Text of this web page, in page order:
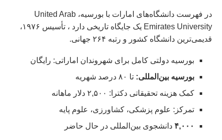
در فهرست دانشگاه‌های امارات با بورسیه، United Arab
Emirates University یک جایگاه تاریخی دارد ، تأسیس ۱۹۷۶،
قدیمی‌ترین دانشگاه کشور و رتبه ۲۶۴ جهانی.
بورسیه دولتی کامل برای شهروندان اماراتی: رایگان
بورسیه بین‌المللی: تا ۸۰ درصد شهریه
کمک هزینه تحقیقاتی دکترا: ۲,۵۰۰ دلار ماهانه
تمرکز: علوم پزشکی، کشاورزی، علوم پایه
۴,۰۰۰ دانشجوی بین‌المللی در حال حاضر